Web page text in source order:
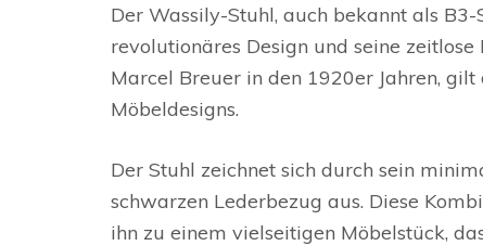
Der Wassily-Stuhl, auch bekannt als
revolutionäres Design und seine
Marcel Breuer in den 1920er Jahren,
Möbeldesigns.
Der Stuhl zeichnet sich durch sein
schwarzen Lederbezug aus. Diese
ihn zu einem vielseitigen Möbelstück,